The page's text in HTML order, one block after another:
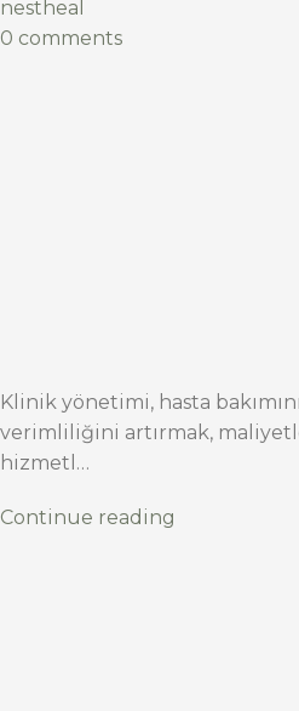
nestheal
0 comments
Klinik yönetimi, hasta
verimliliğini artırmak,
hizmetl…
Continue reading